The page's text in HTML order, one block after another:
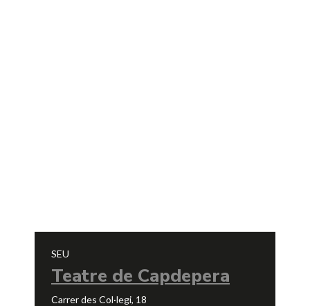
SEU
Teatre de Capdepera
Carrer des Col·legi, 18